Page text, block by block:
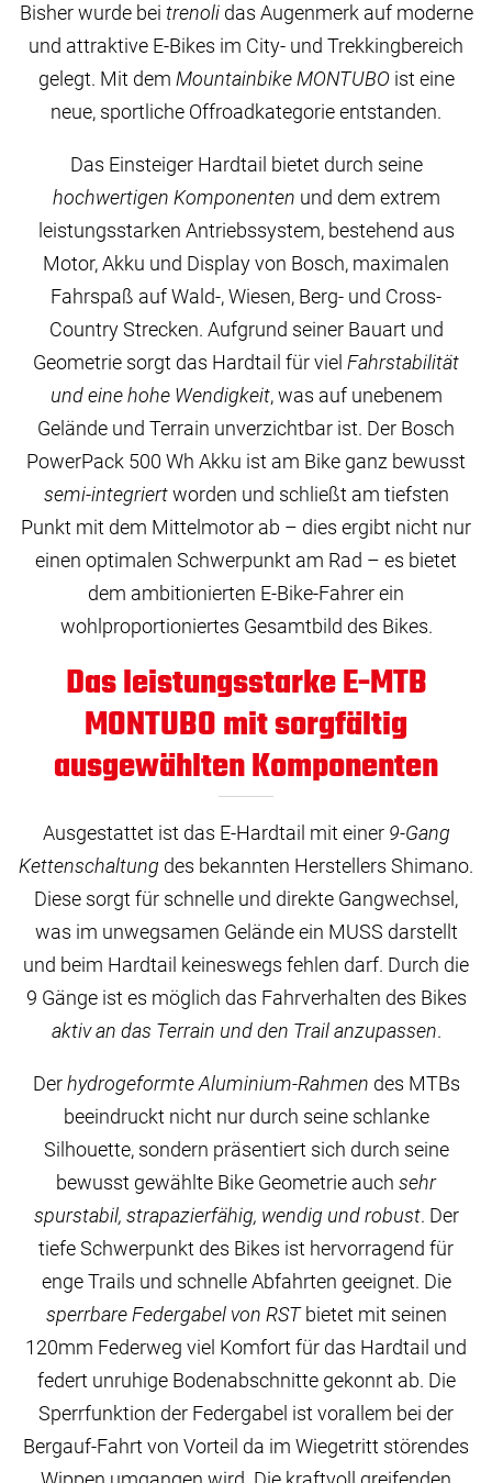
Bisher wurde bei trenolidas Augenmerk auf moderne
und attraktive E-Bikes im City- und Trekkingbereich
gelegt. Mit dem Mountainbike MONTUBOist eine
neue, sportliche Offroadkategorie entstanden.
Das Einsteiger Hardtail bietet durch seine
hochwertigen Komponenten und dem extrem
leistungsstarken Antriebssystem, bestehend aus
Motor, Akku und Display von Bosch, maximalen
Fahrspaß auf Wald-, Wiesen, Berg- und Cross-
Country Strecken. Aufgrund seiner Bauart und
Geometrie sorgt das Hardtail für viel Fahrstabilität
und eine hohe Wendigkeit, was auf unebenem
Gelände und Terrain unverzichtbar ist. Der Bosch
PowerPack 500 Wh Akku ist am Bike ganz bewusst
semi-integriertworden und schließt am tiefsten
Punkt mit dem Mittelmotor ab – dies ergibt nicht nur
einen optimalen Schwerpunkt am Rad – es bietet
dem ambitionierten E-Bike-Fahrer ein
wohlproportioniertes Gesamtbild des Bikes.
Das leistungsstarke E-MTB
MONTUBO mit sorgfältig
ausgewählten Komponenten
Ausgestattet ist das E-Hardtail mit einer 9-Gang
Kettenschaltung des bekannten Herstellers Shimano.
Diese sorgt für schnelle und direkte Gangwechsel,
was im unwegsamen Gelände ein MUSS darstellt
und beim Hardtail keineswegs fehlen darf. Durch die
9 Gänge ist es möglich das Fahrverhalten des Bikes
aktiv an das Terrain und den Trail anzupassen.
Derhydrogeformte Aluminium-Rahmen des MTBs
beeindruckt nicht nur durch seine schlanke
Silhouette, sondern präsentiert sich durch seine
bewusst gewählte Bike Geometrie auch sehr
spurstabil, strapazierfähig, wendig und robust. Der
tiefe Schwerpunkt des Bikes ist hervorragend für
enge Trails und schnelle Abfahrten geeignet. Die
sperrbare Federgabel von RSTbietet mit seinen
120mm Federweg viel Komfort für das Hardtail und
federt unruhige Bodenabschnitte gekonnt ab. Die
Sperrfunktion der Federgabel ist vorallem bei der
Bergauf-Fahrt von Vorteil da im Wiegetritt störendes